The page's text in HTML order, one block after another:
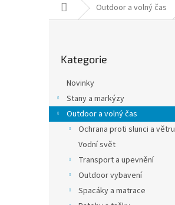
Domů Outdoor a volný čas
n
kategorie
Kategorie
Novinky
Stany a markýzy
Outdoor a volný čas
Ochrana proti slunci a větru
Vodní svět
Transport a upevnění
Outdoor vybavení
Spacáky a matrace